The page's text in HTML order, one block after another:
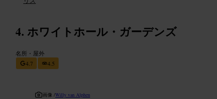
ホワイトホール・ガーデンズ
名所・屋外
4.7
4.5
画像 /Willy van Alphen